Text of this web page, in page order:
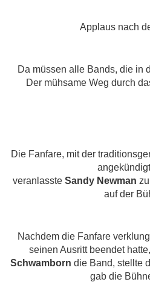
Applaus nach
Da müssen alle Bands, die in
Der mühsame Weg durch
Die Fanfare, mit der
veranlasste Sandy Newman
auf der
Nachdem die Fanfare
seinen Ausritt beendet
Schwamborn die Band, stellte
gab die